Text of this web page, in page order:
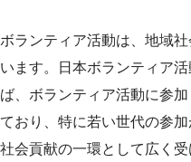
ボランティア活動は、地域
います。日本ボランティア
ば、ボランティア活動に参
ており、特に若い世代の参
社会貢献の一環として広く